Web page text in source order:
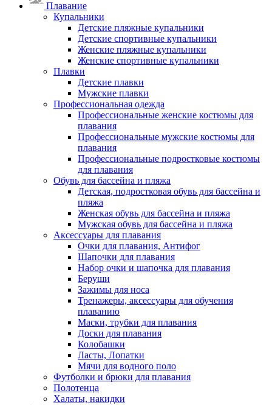
Плавание
Купальники
Детские пляжные купальники
Детские спортивные купальники
Женские пляжные купальники
Женские спортивные купальники
Плавки
Детские плавки
Мужские плавки
Профессиональная одежда
Профессиональные женские костюмы для
плавания
Профессиональные мужские костюмы для
плавания
Профессиональные подростковые костюмы
для плавания
Обувь для бассейна и пляжа
Детская, подростковая обувь для бассейна и
пляжа
Женская обувь для бассейна и пляжа
Мужская обувь для бассейна и пляжа
Аксессуары для плавания
Очки для плавания, Антифог
Шапочки для плавания
Набор очки и шапочка для плавания
Беруши
Зажимы для носа
Тренажеры, аксессуары для обучения
плаванию
Маски, трубки для плавания
Доски для плавания
Колобашки
Ласты, Лопатки
Мячи для водного поло
Футболки и брюки для плавания
Полотенца
Халаты, накидки